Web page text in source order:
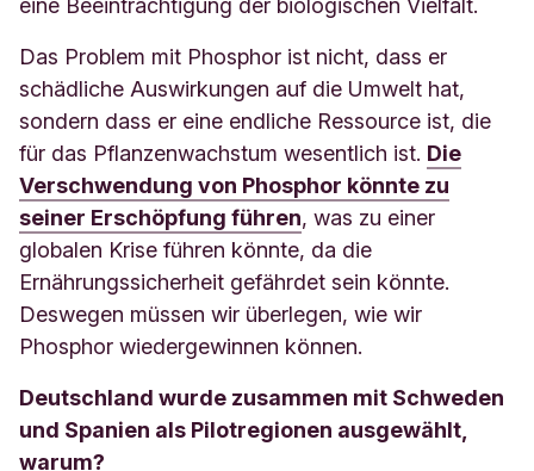
eine Beeinträchtigung der biologischen Vielfalt.
Das Problem mit Phosphor ist nicht, dass er
schädliche Auswirkungen auf die Umwelt hat,
sondern dass er eine endliche Ressource ist, die
für das Pflanzenwachstum wesentlich ist. Die
Verschwendung von Phosphor könnte zu
seiner Erschöpfung führen, was zu einer
globalen Krise führen könnte, da die
Ernährungssicherheit gefährdet sein könnte.
Deswegen müssen wir überlegen, wie wir
Phosphor wiedergewinnen können.
Deutschland wurde zusammen mit Schweden
und Spanien als Pilotregionen ausgewählt,
warum?